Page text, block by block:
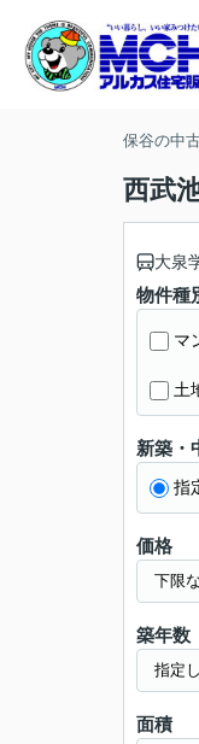
保谷の中
西武
大泉
物件種
マ
土
新築・
指
価格
築年数
面積